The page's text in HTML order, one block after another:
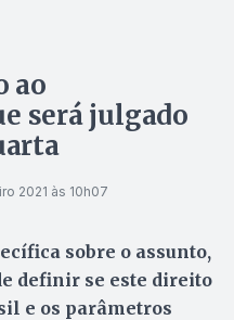
ao
será julgado
2021 às 10h07
sobre o assunto,
definir se este direito
e os parâmetros